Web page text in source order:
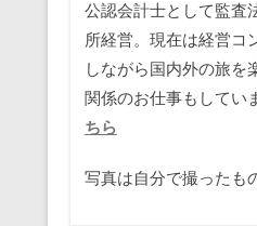
公認会計士として監査
所経営。現在は経営コ
しながら国内外の旅を
関係のお仕事もしてい
ちら
写真は自分で撮った